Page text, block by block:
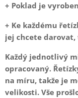
+ Poklad je
+ Ke každému
jej chcete darovat,
Každý jednotlivý
opracovaný.
na míru, takže je
velikosti. Vše